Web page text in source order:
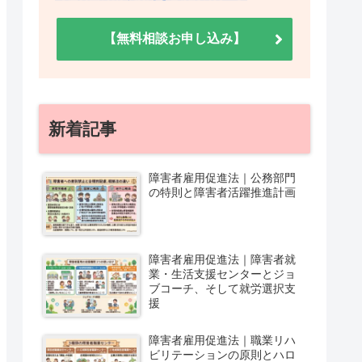
【無料相談お申し込み】
新着記事
障害者雇用促進法｜公務部門
の特則と障害者活躍推進計画
障害者雇用促進法｜障害者就
業・生活支援センターとジョ
ブコーチ、そして就労選択支
援
障害者雇用促進法｜職業リハ
ビリテーションの原則とハロ